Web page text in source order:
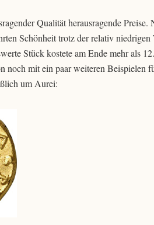
Qualität herausragende
Schönheit trotz der relativ
Stück kostete am Ende mehr als
mit ein paar weiteren Beispielen
um Aurei: